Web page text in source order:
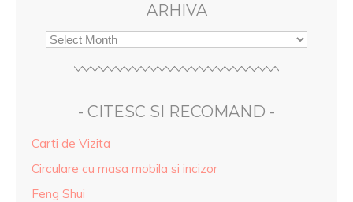
ARHIVA
- CITESC SI RECOMAND -
Carti de Vizita
Circulare cu masa mobila si incizor
Feng Shui